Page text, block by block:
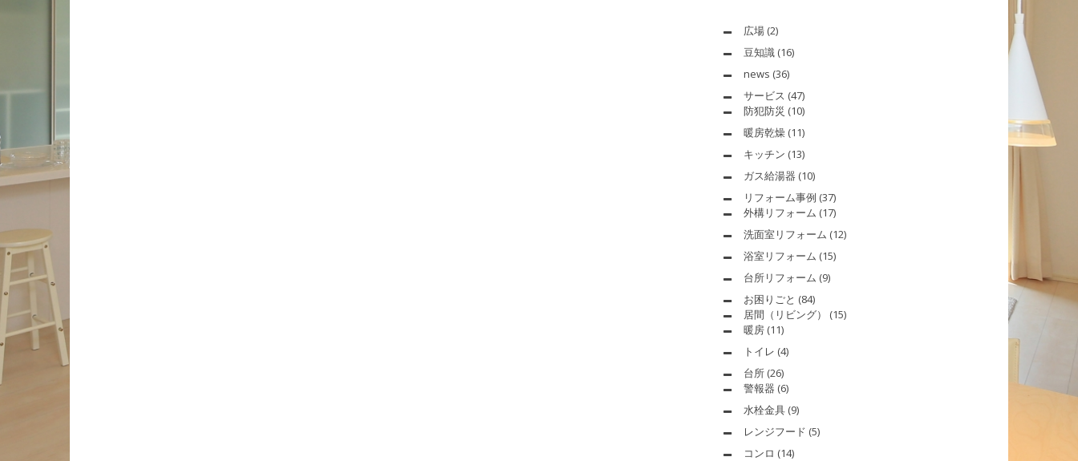
広場 (2)
豆知識 (16)
news (36)
サービス (47)
防犯防災 (10)
暖房乾燥 (11)
キッチン (13)
ガス給湯器 (10)
リフォーム事例 (37)
外構リフォーム (17)
洗面室リフォーム (12)
浴室リフォーム (15)
台所リフォーム (9)
お困りごと (84)
居間（リビング）
(15)
暖房 (11)
トイレ (4)
台所 (26)
警報器 (6)
水栓金具 (9)
レンジフード (5)
コンロ (14)